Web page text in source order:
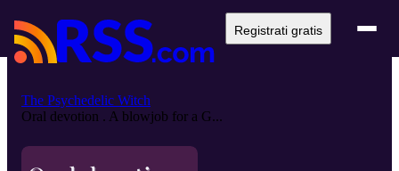
Registrati gratis
The Psychedelic Witch
Oral devotion . A blowjob for a G...